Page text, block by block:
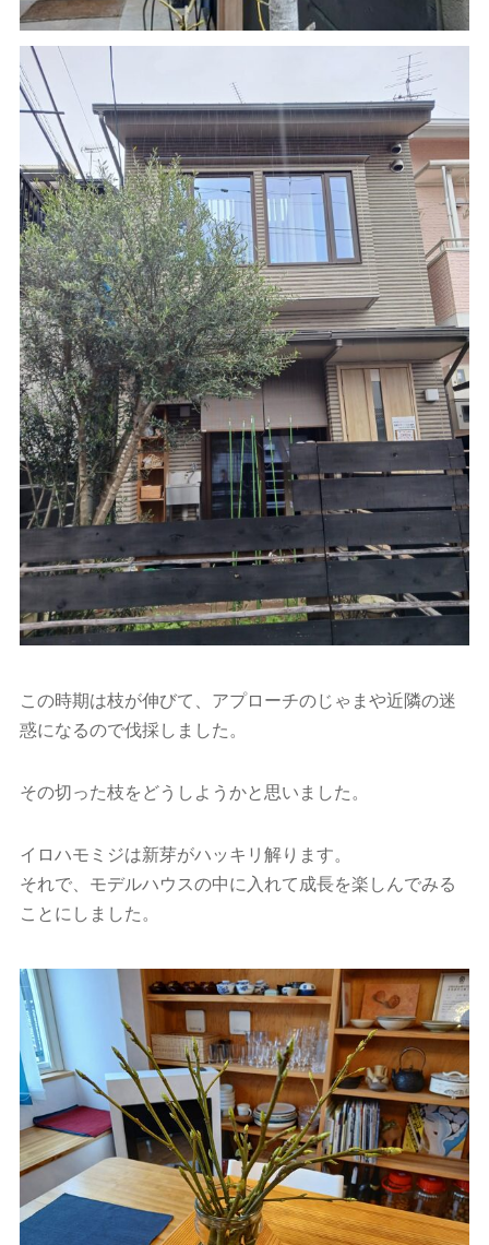
この時期は枝が伸びて、アプローチのじゃまや近隣の迷
惑になるので伐採しました。
その切った枝をどうしようかと思いました。
イロハモミジは新芽がハッキリ解ります。
それで、モデルハウスの中に入れて成長を楽しんでみる
ことにしました。